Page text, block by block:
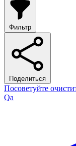
Фильтр
Поделиться
Посоветуйте
Qa